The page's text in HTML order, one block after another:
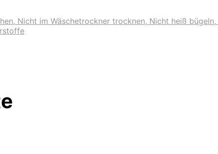
Nicht im Wäschetrockner trocknen, Nicht heiß